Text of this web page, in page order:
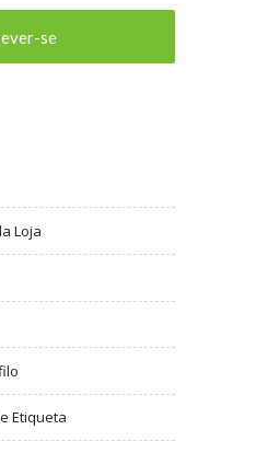
Loja
Etiqueta